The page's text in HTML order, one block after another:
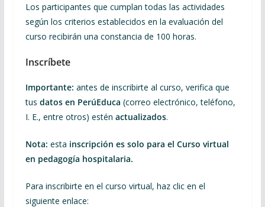
Los participantes que cumplan todas las actividades
según los criterios establecidos en la evaluación del
curso recibirán una constancia de 100 horas.
Inscríbete
Importante: antes de inscribirte al curso, verifica que
tus datos en PerúEduca (correo electrónico, teléfono,
I. E., entre otros) estén actualizados.
Nota: esta inscripción es solo para el Curso virtual
en pedagogía hospitalaria.
Para inscribirte en el curso virtual, haz clic en el
siguiente enlace: